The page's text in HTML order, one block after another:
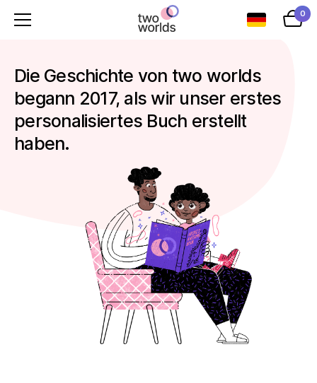
0
Die Geschichte von two worlds
begann 2017, als wir unser erstes
personalisiertes Buch erstellt
haben.